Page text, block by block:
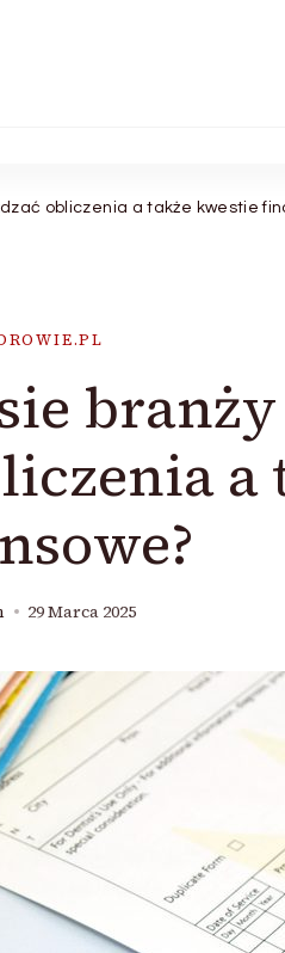
obliczenia a także kwestie
29 Marca 2025